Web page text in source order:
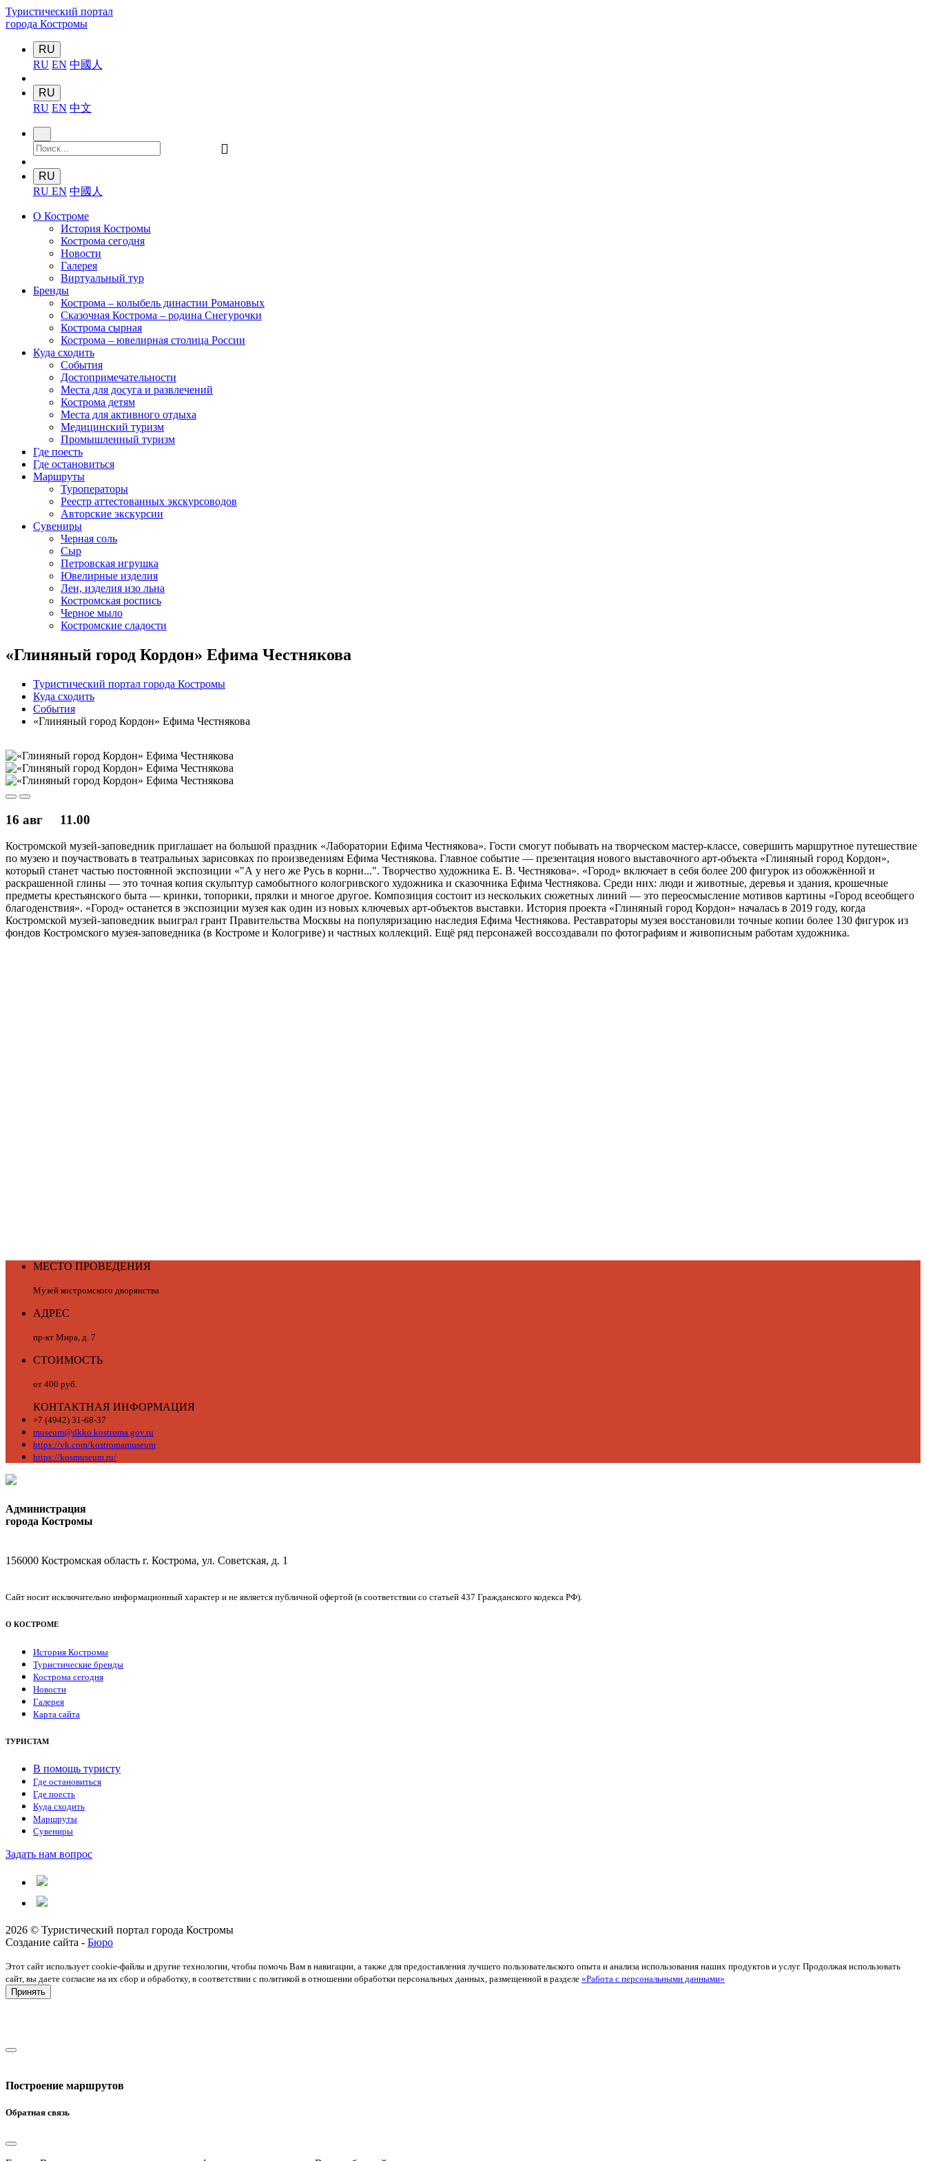
Туристический портал
города Костромы
RU
RU EN 中國人
RU
RU EN 中文
󰍉
RU
RU EN 中國人
О Костроме
История Костромы
Кострома сегодня
Новости
Галерея
Виртуальный тур
Бренды
Кострома – колыбель династии Романовых
Сказочная Кострома – родина Снегурочки
Кострома сырная
Кострома – ювелирная столица России
Куда сходить
События
Достопримечательности
Места для досуга и развлечений
Кострома детям
Места для активного отдыха
Медицинский туризм
Промышленный туризм
Где поесть
Где остановиться
Маршруты
Туроператоры
Реестр аттестованных экскурсоводов
Авторские экскурсии
Сувениры
Черная соль
Сыр
Петровская игрушка
Ювелирные изделия
Лен, изделия изо льна
Костромская роспись
Черное мыло
Костромские сладости
«Глиняный город Кордон» Ефима Честнякова
Туристический портал города Костромы
Куда сходить
События
«Глиняный город Кордон» Ефима Честнякова
16 авг 11.00
Костромской музей-заповедник приглашает на большой праздник «Лаборатории Ефима Честнякова». Гости смогут побывать на творческом мастер-классе, совершить маршрутное путешествие
по музею и поучаствовать в театральных зарисовках по произведениям Ефима Честнякова. Главное событие — презентация нового выставочного арт-объекта «Глиняный город Кордон»,
который станет частью постоянной экспозиции «"А у него же Русь в корни...". Творчество художника Е. В. Честнякова». «Город» включает в себя более 200 фигурок из обожжённой и
раскрашенной глины — это точная копия скульптур самобытного кологривского художника и сказочника Ефима Честнякова. Среди них: люди и животные, деревья и здания, крошечные
предметы крестьянского быта — кринки, топорики, прялки и многое другое. Композиция состоит из нескольких сюжетных линий — это переосмысление мотивов картины «Город всеобщего
благоденствия». «Город» останется в экспозиции музея как один из новых ключевых арт-объектов выставки. История проекта «Глиняный город Кордон» началась в 2019 году, когда
Костромской музей-заповедник выиграл грант Правительства Москвы на популяризацию наследия Ефима Честнякова. Реставраторы музея восстановили точные копии более 130 фигурок из
фондов Костромского музея-заповедника (в Костроме и Кологриве) и частных коллекций. Ещё ряд персонажей воссоздавали по фотографиям и живописным работам художника.
МЕСТО ПРОВЕДЕНИЯ
Музей костромского дворянства
АДРЕС
пр-кт Мира, д. 7
СТОИМОСТЬ
от 400 руб.
КОНТАКТНАЯ ИНФОРМАЦИЯ
+7 (4942) 31-68-37
museum@dkko.kostroma.gov.ru
https://vk.com/kostromamuseum
https://kosmuseum.ru/
Администрация
города Костромы
156000 Костромская область г. Кострома, ул. Советская, д. 1
Сайт носит исключительно информационный характер и не является публичной офертой (в соответствии со статьей 437 Гражданского кодекса РФ).
О КОСТРОМЕ
История Костромы
Туристические бренды
Кострома сегодня
Новости
Галерея
Карта сайта
ТУРИСТАМ
В помощь туристу
Где остановиться
Где поесть
Куда сходить
Маршруты
Сувениры
Задать нам вопрос
2026 © Туристический портал города Костромы
Создание сайта - Бюро
Этот сайт использует cookie-файлы и другие технологии, чтобы помочь Вам в навигации, а также для предоставления лучшего пользовательского опыта и анализа использования наших продуктов и услуг. Продолжая использовать
сайт, вы даете согласие на их сбор и обработку, в соответствии с политикой в отношении обработки персональных данных, размещенной в разделе «Работа с персональными данными»
Принять
Построение маршрутов
Обратная связь